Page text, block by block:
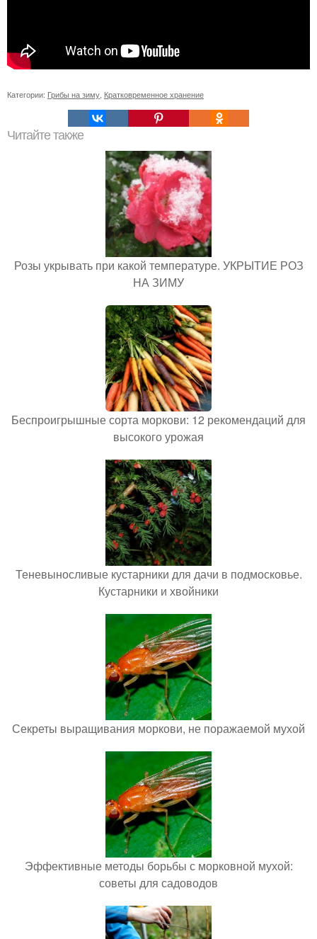
Категории: Грибы на зиму Кратковременное хранение
Читайте также
Розы укрывать при какой температуре. УКРЫТИЕ РОЗ
НА ЗИМУ
Беспроигрышные сорта моркови: 12 рекомендаций для
высокого урожая
Теневыносливые кустарники для дачи в подмосковье.
Кустарники и хвойники
Секреты выращивания моркови, не поражаемой мухой
Эффективные методы борьбы с морковной мухой:
советы для садоводов